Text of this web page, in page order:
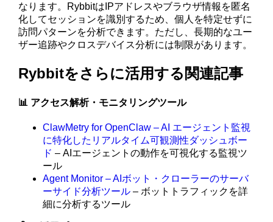
なります。RybbitはIPアドレスやブラウザ情報を匿名
化してセッションを識別するため、個人を特定せずに
訪問パターンを分析できます。ただし、長期的なユー
ザー追跡やクロスデバイス分析には制限があります。
Rybbitをさらに活用する関連記事
📊 アクセス解析・モニタリングツール
ClawMetry for OpenClaw – AI エージェント監視
に特化したリアルタイム可観測性ダッシュボー
ド – AIエージェントの動作を可視化する監視ツ
ール
Agent Monitor – AIボット・クローラーのサーバ
ーサイド分析ツール – ボットトラフィックを詳
細に分析するツール